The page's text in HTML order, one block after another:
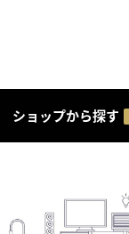
ショップから探す